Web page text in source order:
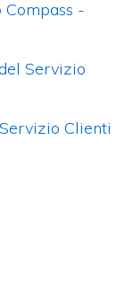
Compass -
Servizio
Clienti